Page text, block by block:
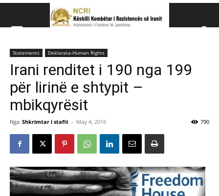
Këshillit Kombëtar të Rezistencës së Iranit (NCRI)
Statements Deklarata-Human Rights
Irani renditet i 190 nga 199
për lirinë e shtypit –
mbikqyrësit
Nga Shkrimtar i stafit - May 4, 2016 790